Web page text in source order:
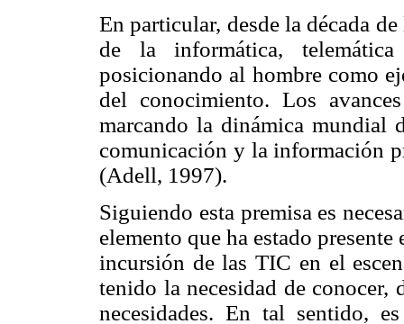
En particular, desde la década
de la informática,
posicionando al hombre como
del conocimiento. Los
marcando la dinámica mundial
comunicación y la información
(Adell, 1997).
Siguiendo esta premisa es
elemento que ha estado
incursión de las TIC en el
tenido la necesidad de conocer,
necesidades. En tal sentido,